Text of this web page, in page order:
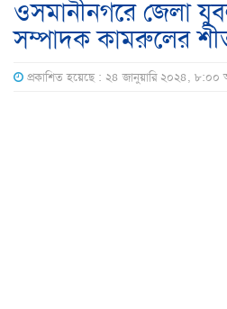
ওসমানীনগরে জেলা
সম্পাদক কামরুলের
প্রকাশিত হয়েছে : ২৪ জানুয়ারি ২০২৪, ৮:০০